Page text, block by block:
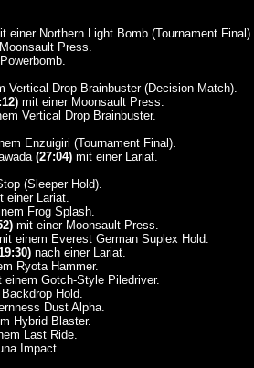
einer Northern Light Bomb (Tournament Final).
Press.
Vertical Drop Brainbuster (Decision Match).
mit einer Moonsault Press.
Vertical Drop Brainbuster.
Enzuigiri (Tournament Final).
(27:04)mit einer Lariat.
(Sleeper Hold).
einer Lariat.
Frog Splash.
mit einer Moonsault Press.
einem Everest German Suplex Hold.
nach einer Lariat.
Ryota Hammer.
Gotch-Style Piledriver.
Hold.
Dust Alpha.
Hybrid Blaster.
Last Ride.
Impact.